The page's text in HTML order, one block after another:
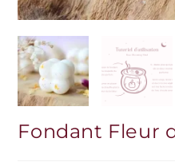
Fondant Fleur